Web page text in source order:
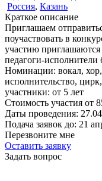
Россия, Казань
Краткое описание
Приглашаем
поучаствовать в
участию
педагоги-исполнители
Номинации: вокал,
исполнительство,
участники: от 5 лет
Стоимость участия от
Даты проведения:
Подача заявок до: 21
Перезвоните мне
Оставить заявку
Задать вопрос